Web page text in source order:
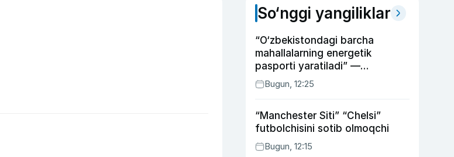
So‘nggi yangiliklar
“O‘zbekistondagi barcha
mahallalarning energetik
pasporti yaratiladi” —
Energetika vaziri
Bugun, 12:25
“Manchester Siti” “Chelsi”
futbolchisini sotib olmoqchi
Bugun, 12:15